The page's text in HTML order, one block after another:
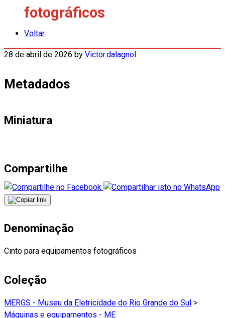
fotográficos
Voltar
28 de abril de 2026 by Victor.dalagnol
Metadados
Miniatura
Compartilhe
Denominação
Cinto para equipamentos fotográficos
Coleção
MERGS - Museu da Eletricidade do Rio Grande do Sul >
Máquinas e equipamentos - ME